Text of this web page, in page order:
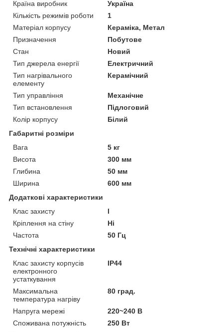
Країна виробник
Україна
Кількість режимів роботи
1
Матеріал корпусу
Кераміка, Метал
Призначення
Побутове
Стан
Новий
Тип джерела енергії
Електричний
Тип нагрівального
елементу
Керамічний
Тип управління
Механічне
Тип встановлення
Підлоговий
Колір корпусу
Білий
Габаритні розміри
Вага
5 кг
Висота
300 мм
Глибина
50 мм
Ширина
600 мм
Додаткові характеристики
Клас захисту
I
Кріплення на стіну
Ні
Частота
50 Гц
Технічні характеристики
Клас захисту корпусів
електронного
устаткування
IP44
Максимальна
температура нагріву
80 град.
Напруга мережі
220~240 В
Споживана потужність
250 Вт